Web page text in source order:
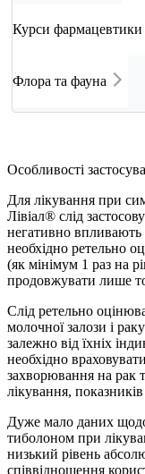
Курси фармацевтики
Флора та фауна
Особливості
Для лікування при
Лівіал® слід
негативно впливають
необхідно ретельно
(як мінімум 1 раз на
продовжувати лише
Слід ретельно
молочної залози і
залежно від їхніх
необхідно
захворювання на рак
лікування,
Дуже мало даних
тиболоном при
низький рівень
співвідношення